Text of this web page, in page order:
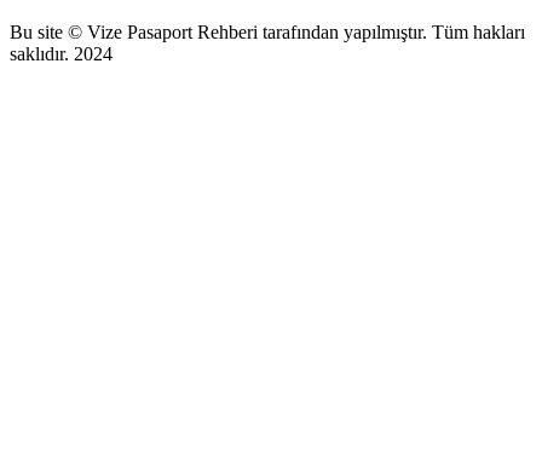
Bu site © Vize Pasaport Rehberi tarafından yapılmıştır. Tüm hakları
saklıdır. 2024